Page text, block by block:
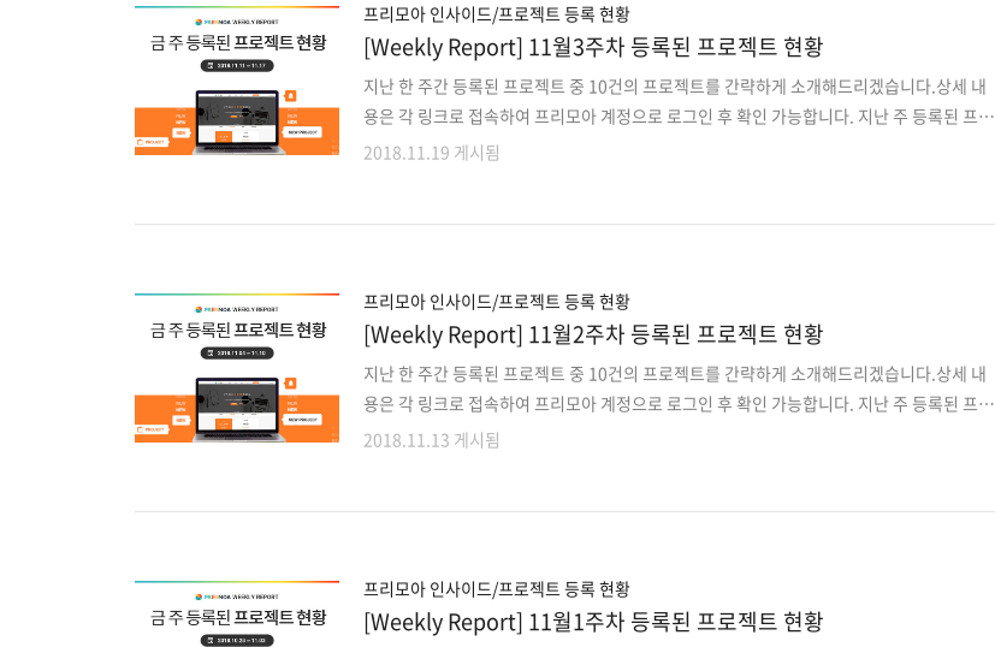
프리모아 인사이드/프로젝트 등록 현황
[Weekly Report] 11월3주차 등록된 프로젝트 현황
지난 한 주간 등록된 프로젝트 중 10건의 프로젝트를 간략하게 소개해드리겠습니다.상세 내
용은 각 링크로 접속하여 프리모아 계정으로 로그인 후 확인 가능합니다. 지난 주 등록된 프로
젝트 외에도 마감이 다가오는 이 전 프로젝트는 사이트에서 원하는 분야로 검색하여 마감순으
동산관련 프로그램 개발 및 유지보수9. 셔틀버스 노선 설정 및 승/..
2018.11.19 게시됨
프리모아 인사이드/프로젝트 등록 현황
[Weekly Report] 11월2주차 등록된 프로젝트 현황
지난 한 주간 등록된 프로젝트 중 10건의 프로젝트를 간략하게 소개해드리겠습니다.상세 내
용은 각 링크로 접속하여 프리모아 계정으로 로그인 후 확인 가능합니다. 지난 주 등록된 프로
젝트 외에도 마감이 다가오는 이 전 프로젝트는 사이트에서 원하는 분야로 검색하여 마감순으
상담 앱디자인,개발8. 렌트카 영업자들을 위한..
2018.11.13 게시됨
프리모아 인사이드/프로젝트 등록 현황
[Weekly Report] 11월1주차 등록된 프로젝트 현황